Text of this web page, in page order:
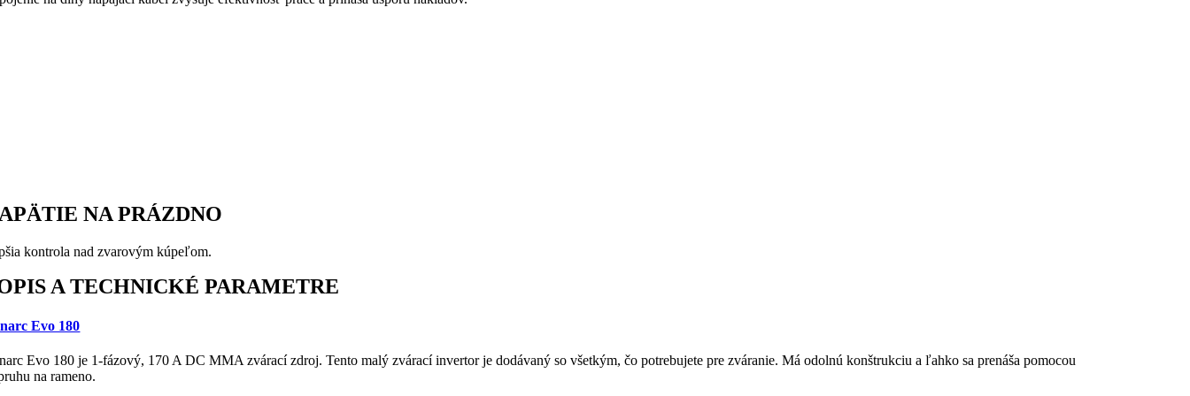
NA PRÁZDNO
kontrola nad zvarovým kúpeľom.
A TECHNICKÉ PARAMETRE
Evo 180
Evo 180 je 1-fázový, 170 A DC MMA zvárací zdroj. Tento malý zvárací invertor je dodávaný so všetkým, čo potrebujete pre zváranie. Má odolnú konštrukciu a ľahko sa prenáša pomocou
na rameno.